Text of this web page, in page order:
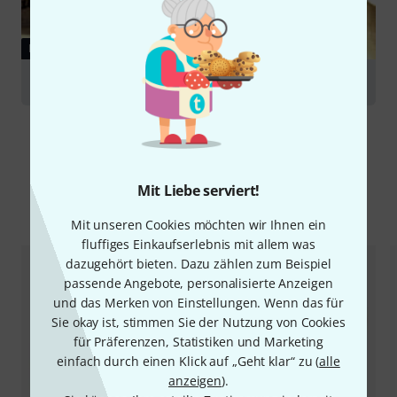
Mit Liebe serviert!
Mit unseren Cookies möchten wir Ihnen ein
fluffiges Einkaufserlebnis mit allem was
dazugehört bieten. Dazu zählen zum Beispiel
passende Angebote, personalisierte Anzeigen
und das Merken von Einstellungen. Wenn das für
Sie okay ist, stimmen Sie der Nutzung von Cookies
für Präferenzen, Statistiken und Marketing
einfach durch einen Klick auf „Geht klar“ zu (alle
anzeigen).
RATGEBER